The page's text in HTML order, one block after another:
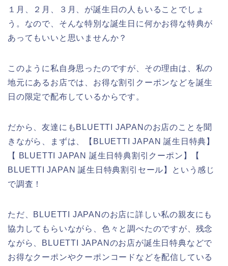
１月、２月、３月、が誕生日の人もいることでしょ
う。なので、そんな特別な誕生日に何かお得な特典が
あってもいいと思いませんか？
このように私自身思ったのですが、その理由は、私の
地元にあるお店では、お得な割引クーポンなどを誕生
日の限定で配布しているからです。
だから、友達にもBLUETTI JAPANのお店のことを聞
きながら、まずは、【BLUETTI JAPAN 誕生日特典】
【 BLUETTI JAPAN 誕生日特典割引クーポン】【
BLUETTI JAPAN 誕生日特典割引セール】という感じ
で調査！
ただ、BLUETTI JAPANのお店に詳しい私の親友にも
協力してもらいながら、色々と調べたのですが、残念
ながら、BLUETTI JAPANのお店が誕生日特典などで
お得なクーポンやクーポンコードなどを配信している